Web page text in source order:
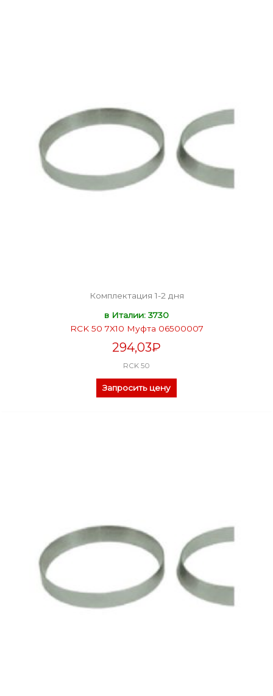
Комплектация 1-2 дня
в Италии: 3730
RCK 50 7X10 Муфта 06500007
294,03₽
RCK 50
Запросить цену